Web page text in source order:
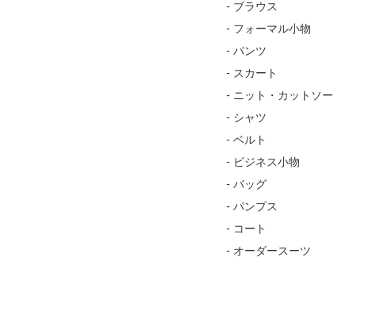
- ブラウス
- フォーマル小物
- パンツ
- スカート
- ニット・カットソー
- シャツ
- ベルト
- ビジネス小物
- バッグ
- パンプス
- コート
- オーダースーツ